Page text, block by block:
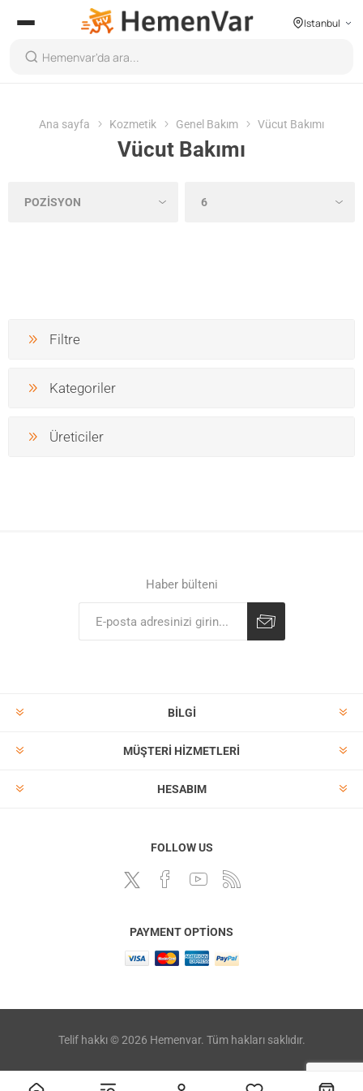
Istanbul
Ana sayfa Kozmetik Genel Bakım Vücut Bakımı
Vücut Bakımı
Filtre
Kategoriler
Üreticiler
Haber bülteni
BILGI
MÜŞTERI HIZMETLERI
HESABIM
FOLLOW US
PAYMENT OPTIONS
Telif hakkı © 2026 Hemenvar. Tüm hakları saklıdır.